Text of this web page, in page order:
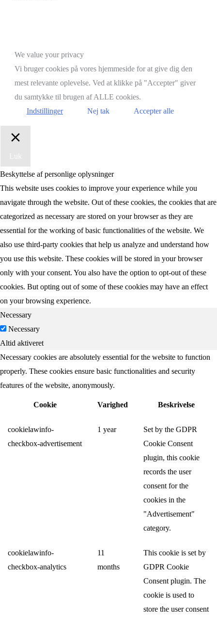
We value your privacy
Vi bruger cookies på vores hjemmeside for at give dig den
mest relevante oplevelse. Ved at klikke på "Accepter" giver
du samtykke til brugen af ALLE cookies.
Indstillinger
Nej tak Accepter alle
Luk
Beskyttelse af personlige oplysninger
This website uses cookies to improve your experience while you
navigate through the website. Out of these cookies, the cookies that are
categorized as necessary are stored on your browser as they are
essential for the working of basic functionalities of the website. We
also use third-party cookies that help us analyze and understand how
you use this website. These cookies will be stored in your browser
only with your consent. You also have the option to opt-out of these
cookies. But opting out of some of these cookies may have an effect
on your browsing experience.
Necessary
Necessary
Altid aktiveret
Necessary cookies are absolutely essential for the website to function
properly. These cookies ensure basic functionalities and security
features of the website, anonymously.
Cookie Varighed Beskrivelse
cookielawinfo-
checkbox-advertisement
1 year
Set by the GDPR
Cookie Consent
plugin, this cookie
records the user
consent for the
cookies in the
"Advertisement"
category.
cookielawinfo-
checkbox-analytics
11
months
This cookie is set by
GDPR Cookie
Consent plugin. The
cookie is used to
store the user consent